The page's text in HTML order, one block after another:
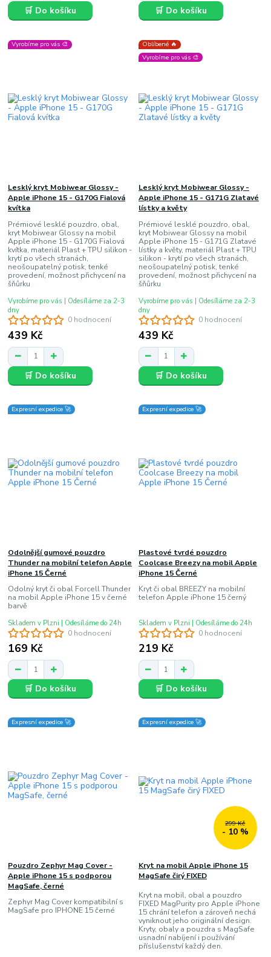
🛒 Do košíku 🛒 Do košíku
Vyrobíme pro vás 🎨
0 hodnocení
Lesklý kryt Mobiwear Glossy -
Apple iPhone 15 - G170G Fialová
kvítka
Prémiové lesklé pouzdro, obal,
kryt Mobiwear Glossy na mobil
Apple iPhone 15 - G170G Fialová
kvítka, materiál Plast + TPU silikon -
krytí po všech stranách,
neošoupatelný potisk, tenké
provedení, možnost přichycení na
šňůrku
439 Kč
Vyrobíme pro vás | Odesíláme za 2-3
dny
🛒 Do košíku
Oblíbené 🔥
Vyrobíme pro vás 🎨
0 hodnocení
Lesklý kryt Mobiwear Glossy -
Apple iPhone 15 - G171G Zlatavé
lístky a květy
Prémiové lesklé pouzdro, obal,
kryt Mobiwear Glossy na mobil
Apple iPhone 15 - G171G Zlatavé
lístky a květy, materiál Plast + TPU
silikon - krytí po všech stranách,
neošoupatelný potisk, tenké
provedení, možnost přichycení na
šňůrku
439 Kč
Vyrobíme pro vás | Odesíláme za 2-3
dny
🛒 Do košíku
Expresní expedice 🚀
0 hodnocení
Odolnější gumové pouzdro
Thunder na mobilní telefon Apple
iPhone 15 Černé
Odolný kryt či obal Forcell Thunder
na mobil Apple iPhone 15 v černé
barvě
169 Kč
Skladem v Plzni | Odesíláme do 24h
🛒 Do košíku
Expresní expedice 🚀
0 hodnocení
Plastové tvrdé pouzdro
Coolcase Breezy na mobil Apple
iPhone 15 Černé
Kryt či obal BREEZY na mobilní
telefon Apple iPhone 15 černý
219 Kč
Skladem v Plzni | Odesíláme do 24h
🛒 Do košíku
Expresní expedice 🚀
Pouzdro Zephyr Mag Cover -
Apple iPhone 15 s podporou
MagSafe, černé
Zephyr Mag Cover kompatibilní s
MagSafe pro IPHONE 15 černé
Expresní expedice 🚀
299 Kč
- 10 %
Kryt na mobil Apple iPhone 15
MagSafe čirý FIXED
Kryt na mobil, obal a pouzdro
FIXED MagPurity pro Apple iPhone
15 chrání telefon a zároveň nechá
vyniknout jeho originální design.
Kryty, obaly a pouzdra s MagSafe
usnadní nabíjení i používání
příslušenství každý den.